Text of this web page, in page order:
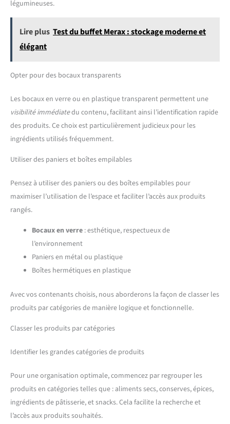
légumineuses.
Lire plus Test du buffet Merax : stockage moderne et
élégant
Opter pour des bocaux transparents
Les bocaux en verre ou en plastique transparent permettent une
visibilité immédiatedu contenu, facilitant ainsi l’identification rapide
des produits. Ce choix est particulièrement judicieux pour les
ingrédients utilisés fréquemment.
Utiliser des paniers et boîtes empilables
Pensez à utiliser des paniers ou des boîtes empilables pour
maximiser l’utilisation de l’espace et faciliter l’accès aux produits
rangés.
Bocaux en verre : esthétique, respectueux de
l’environnement
Paniers en métal ou plastique
Boîtes hermétiques en plastique
Avec vos contenants choisis, nous aborderons la façon de classer les
produits par catégories de manière logique et fonctionnelle.
Classer les produits par catégories
Identifier les grandes catégories de produits
Pour une organisation optimale, commencez par regrouper les
produits en catégories telles que : aliments secs, conserves, épices,
ingrédients de pâtisserie, et snacks. Cela facilite la recherche et
l’accès aux produits souhaités.